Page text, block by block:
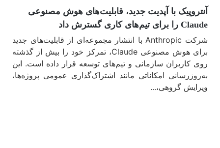
آنتروپیک با آپدیت جدید، قابلیت‌های هوش مصنوعی
Claude را برای تیم‌های کاری گسترش داد
شرکت Anthropic با انتشار مجموعه‌ای از قابلیت‌های جدید
برای هوش مصنوعی Claude، تمرکز خود را بیش از گذشته
روی کاربران سازمانی و تیم‌های توسعه قرار داده است. این
به‌روزرسانی امکاناتی مانند اشتراک‌گذاری عمومی پروژه‌ها،
ویرایش گروهی،...